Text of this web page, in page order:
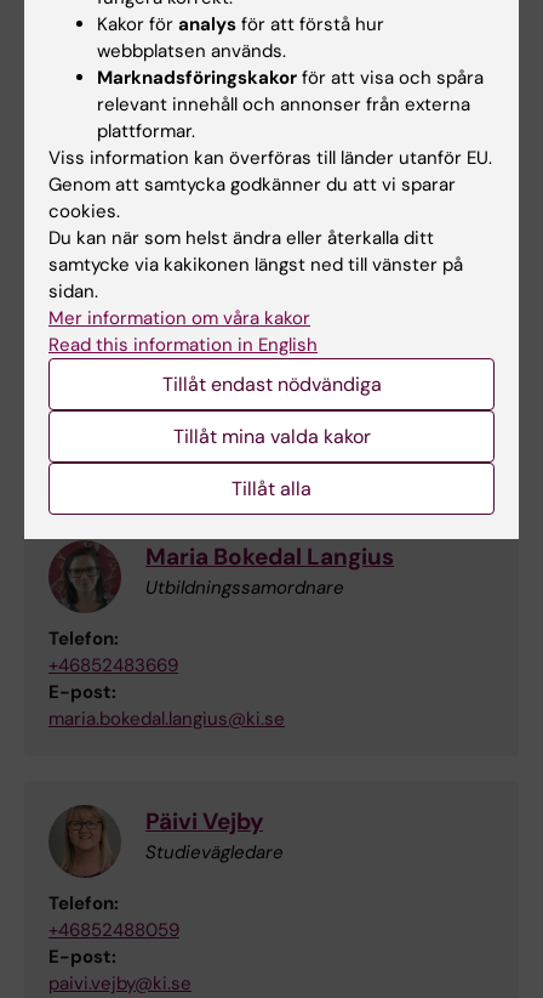
Ewa Margareta Stenwall
Examinator
Telefon:
+46852483278
E-post:
ewa.stenwall@ki.se
Johanna Törnqvist
Utbildningsadministratör
+46852483909
johanna.tornqvist@ki.se
Maria Bokedal Langius
Utbildningssamordnare
Telefon:
+46852483669
E-post:
maria.bokedal.langius@ki.se
Päivi Vejby
Studievägledare
Telefon:
+46852488059
E-post:
paivi.vejby@ki.se
Kakor för analys för att förstå hur
webbplatsen används.
Marknadsföringskakor för att visa och spåra
relevant innehåll och annonser från externa
plattformar.
Viss information kan överföras till länder utanför EU.
Genom att samtycka godkänner du att vi sparar
cookies.
Du kan när som helst ändra eller återkalla ditt
samtycke via kakikonen längst ned till vänster på
sidan.
Mer information om våra kakor
Read this information in English
Tillåt endast nödvändiga
Tillåt mina valda kakor
Tillåt alla